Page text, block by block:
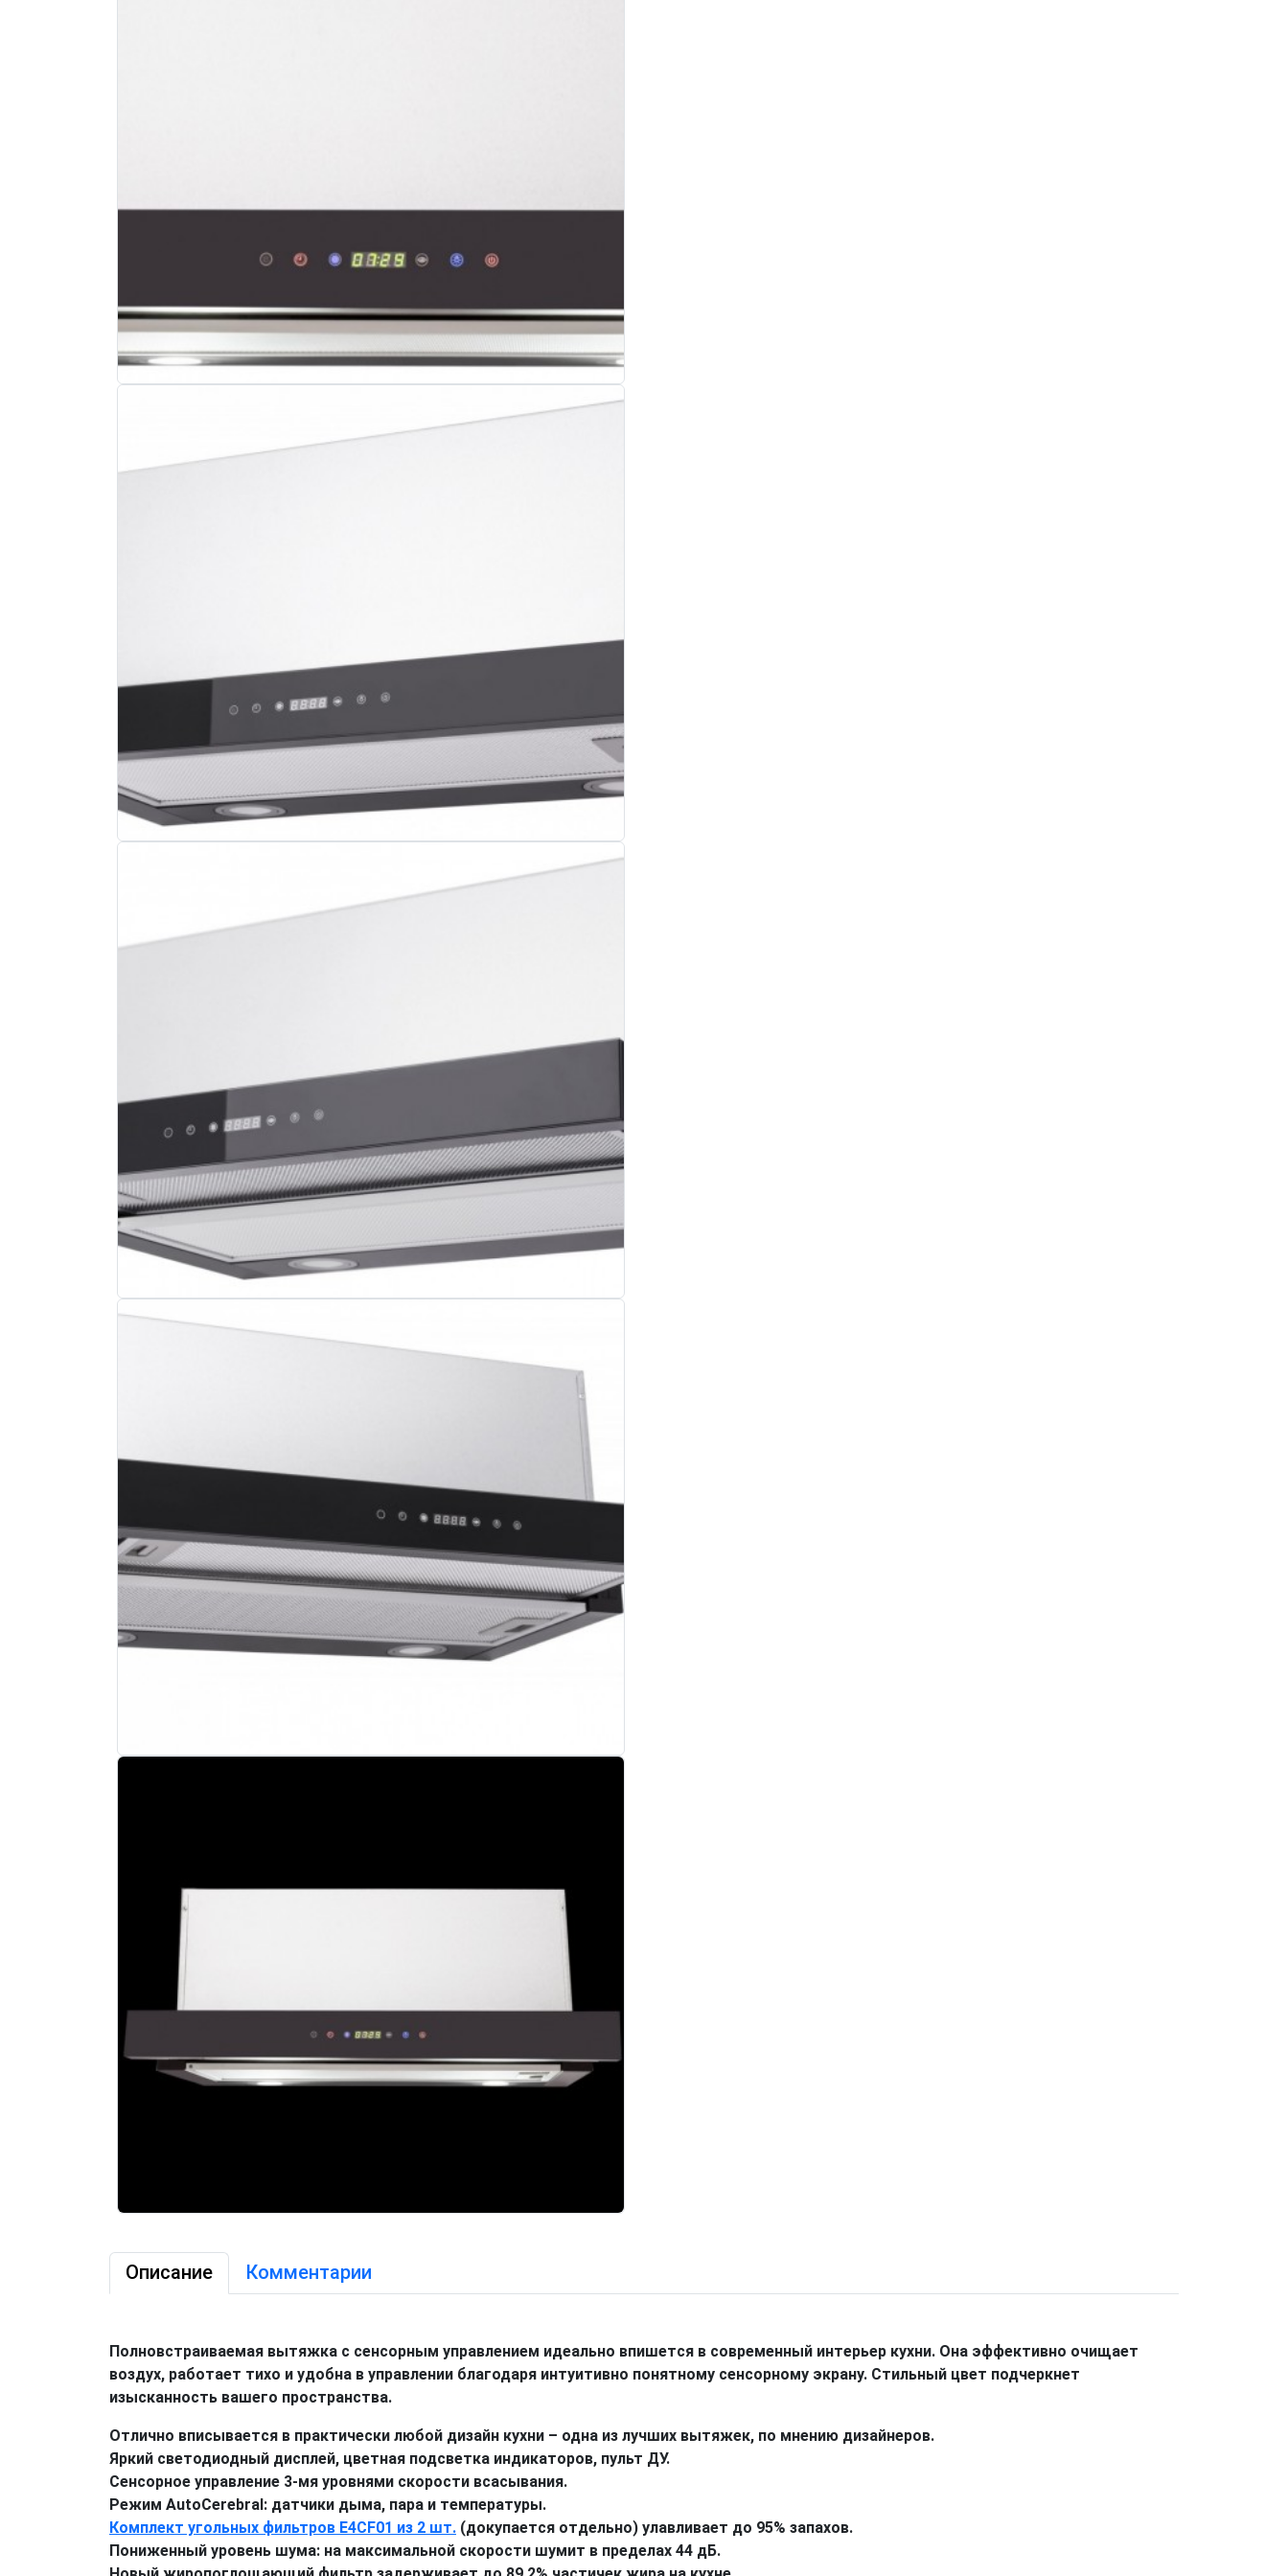
Описание Комментарии
Полновстраиваемая вытяжка с сенсорным управлением идеально впишется в современный интерьер кухни. Она эффективно очищает
воздух, работает тихо и удобна в управлении благодаря интуитивно понятному сенсорному экрану. Стильный цвет подчеркнет
изысканность вашего пространства.
Отлично вписывается в практически любой дизайн кухни – одна из лучших вытяжек, по мнению дизайнеров.
Яркий светодиодный дисплей, цветная подсветка индикаторов, пульт ДУ.
Сенсорное управление 3-мя уровнями скорости всасывания.
Режим AutoCerebral: датчики дыма, пара и температуры.
Комплект угольных фильтров E4CF01 из 2 шт. (докупается отдельно) улавливает до 95% запахов.
Пониженный уровень шума: на максимальной скорости шумит в пределах 44 дБ.